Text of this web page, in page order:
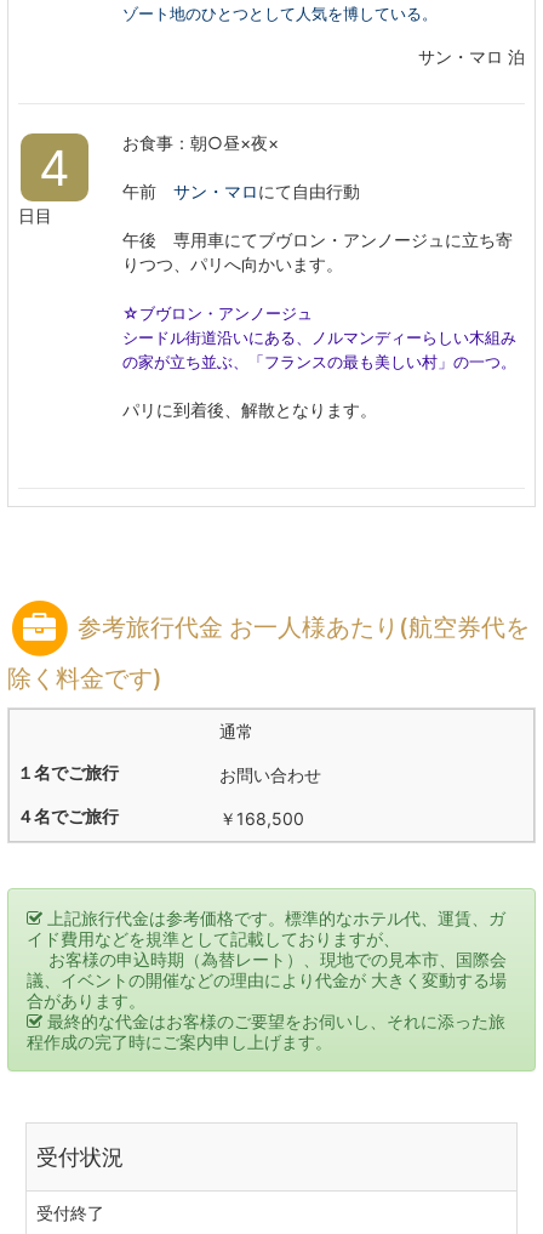
ゾート地のひとつとして人気を博している。
サン・マロ 泊
4
日目
お食事：朝○昼×夜×
午前 サン・マロにて自由行動
午後 専用車にてブヴロン・アンノージュに立ち寄
りつつ、パリへ向かいます。
☆ブヴロン・アンノージュ
シードル街道沿いにある、ノルマンディーらしい木組み
の家が立ち並ぶ、「フランスの最も美しい村」の一つ。
パリに到着後、解散となります。
参考旅行代金 お一人様あたり(航空券代を
除く料金です)
通常
お問い合わせ
￥168,500
上記旅行代金は参考価格です。標準的なホテル代、運賃、ガ
イド費用などを規準として記載しておりますが、
お客様の申込時期（為替レート）、現地での見本市、国際会
議、イベントの開催などの理由により代金が 大きく変動する場
合があります。
最終的な代金はお客様のご要望をお伺いし、それに添った旅
程作成の完了時にご案内申し上げます。
受付状況
受付終了